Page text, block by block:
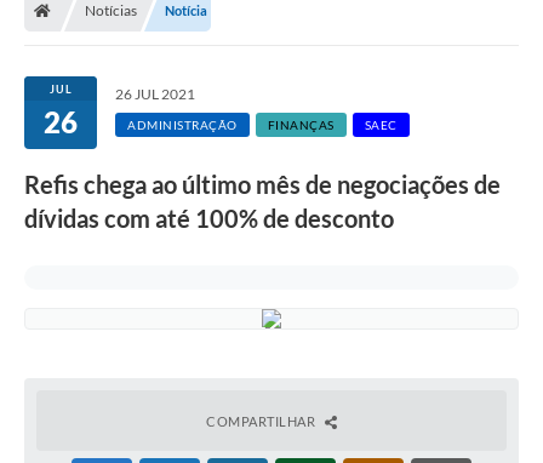
Licitações / PCA
Transparência
Contratos
Notícias Notícia
JUL
26
26 JUL 2021
ADMINISTRAÇÃO FINANÇAS SAEC
Refis chega ao último mês de negociações de
dívidas com até 100% de desconto
COMPARTILHAR